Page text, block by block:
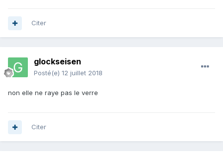
Citer
glockseisen
Posté(e) 12 juillet 2018
non elle ne raye pas le verre
Citer